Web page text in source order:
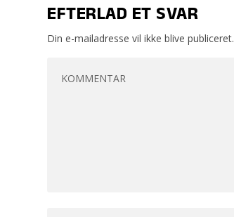
EFTERLAD ET SVAR
Din e-mailadresse vil ikke blive publiceret.